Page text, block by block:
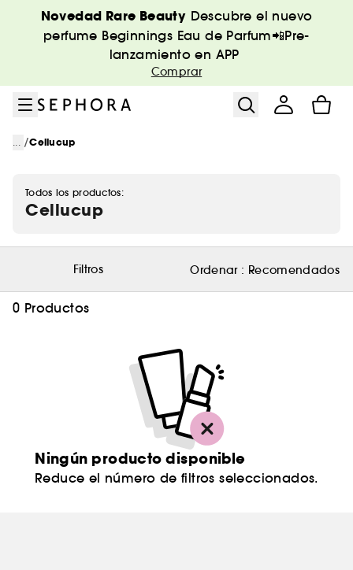
Novedad Rare Beauty Descubre el nuevo
perfume Beginnings Eau de Parfum📲Pre-
lanzamiento en APP
Comprar
... /Cellucup
Todos los productos:
Cellucup
Filtros Ordenar : Recomendados
0 Productos
Ningún producto disponible
Reduce el número de filtros seleccionados.